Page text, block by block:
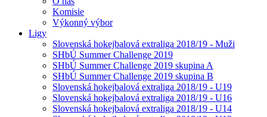
Komisie
Výkonný výbor
Ligy
Slovenská hokejbalová extraliga 2018/19 - Muži
SHbÚ Summer Challenge 2019
SHbÚ Summer Challenge 2019 skupina A
SHbÚ Summer Challenge 2019 skupina B
Slovenská hokejbalová extraliga 2018/19 - U19
Slovenská hokejbalová extraliga 2018/19 - U16
Slovenská hokejbalová extraliga 2018/19 - U14